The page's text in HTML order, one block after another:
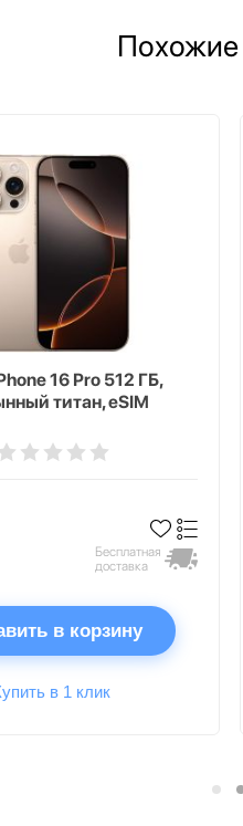
Похожие
16 Pro 512 ГБ,
титан, eSIM
Бесплатная
доставка
в корзину
в 1 клик